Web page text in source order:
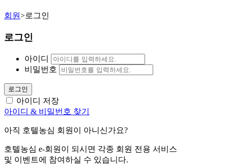
회원>로그인
로그인
아이디
비밀번호
로그인
아이디 저장
아이디 & 비밀번호 찾기
아직 호텔농심 회원이 아니신가요?
호텔농심 e-회원이 되시면 각종 회원 전용 서비스
및 이벤트에 참여하실 수 있습니다.